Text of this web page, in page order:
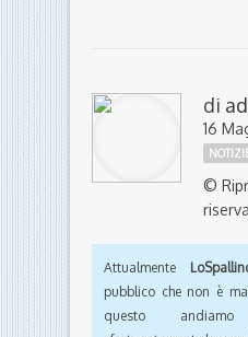
di
16
©
Attualmente
pubblico che non è
questo